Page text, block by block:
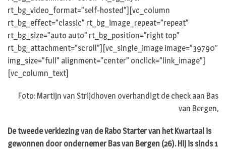
rt_bg_video_format=”self-hosted”][vc_column
rt_bg_effect=”classic” rt_bg_image_repeat=”repeat”
rt_bg_size=”auto auto” rt_bg_position=”right top”
rt_bg_attachment=”scroll”][vc_single_image image=”39790″
img_size=”full” alignment=”center” onclick=”link_image”]
[vc_column_text]
Foto: Martijn van Strijdhoven overhandigt de check aan Bas
van Bergen,
De tweede verkiezing van de Rabo Starter van het Kwartaal is
gewonnen door ondernemer Bas van Bergen (26). Hij is sinds 1